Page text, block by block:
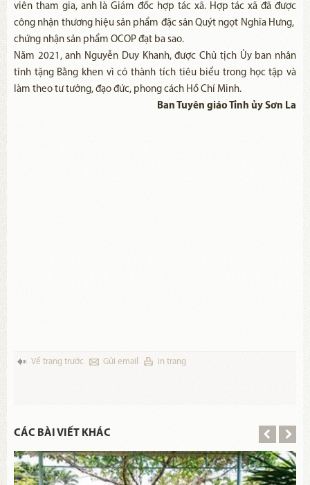
viên tham gia, anh là Giám đốc hợp tác xã. Hợp tác xã đã được
công nhận thương hiệu sản phẩm đặc sản Quýt ngọt Nghĩa Hưng,
chứng nhận sản phẩm OCOP đạt ba sao.
Năm 2021, anh Nguyễn Duy Khanh, được Chủ tịch Ủy ban nhân
tỉnh tặng Bằng khen vì có thành tích tiêu biểu trong học tập và
làm theo tư tưởng, đạo đức, phong cách Hồ Chí Minh.
Ban Tuyên giáo Tỉnh ủy Sơn La
Về trang trước Gửi email in trang
CÁC BÀI VIẾT KHÁC